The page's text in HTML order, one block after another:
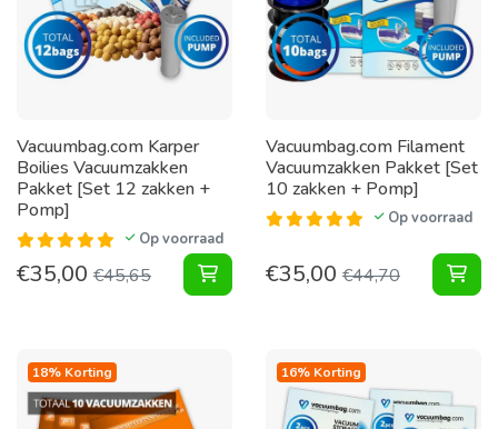
Vacuumbag.com Karper
Boilies Vacuumzakken
Pakket [Set 12 zakken +
Pomp]
Op voorraad
€35,00 €45,65 Karper Boilies Vacuumzakken
Vacuumbag.com Filament
Vacuumzakken Pakket [Set
10 zakken + Pomp]
Op voorraad
€35,00 €44,70
18% Korting 16% Korting